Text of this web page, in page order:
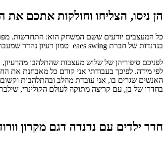
הן ניסו, הצליחו וחולקות אתכם את
כל המעצבים יודעים ששם המשחק הוא: התחדשות.
בנדנדות של חברת eaes swing טמון רעיון נהדר שמעבר לעיצוב ייחודי הוא משמח ילדים ומבוגרים.
לפניכם סיפוריהן של שלוש מעצבות שהתלהבו
לפי מידה. לפיכך בעבודתי אני קודם כל מאבחנת את
האנשים שגרים בו, אני עובדת מהלב ובהתלהבות
בחדרו של בן, עם קריצה מתוקה לעולם הקולינרי,
חדר ילדים עם נדנדה דגם מקרון